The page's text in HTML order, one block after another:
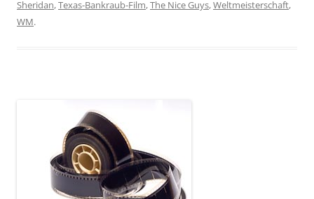
Sheridan,Texas-Bankraub-Film,The Nice Guys,Weltmeisterschaft,
WM.